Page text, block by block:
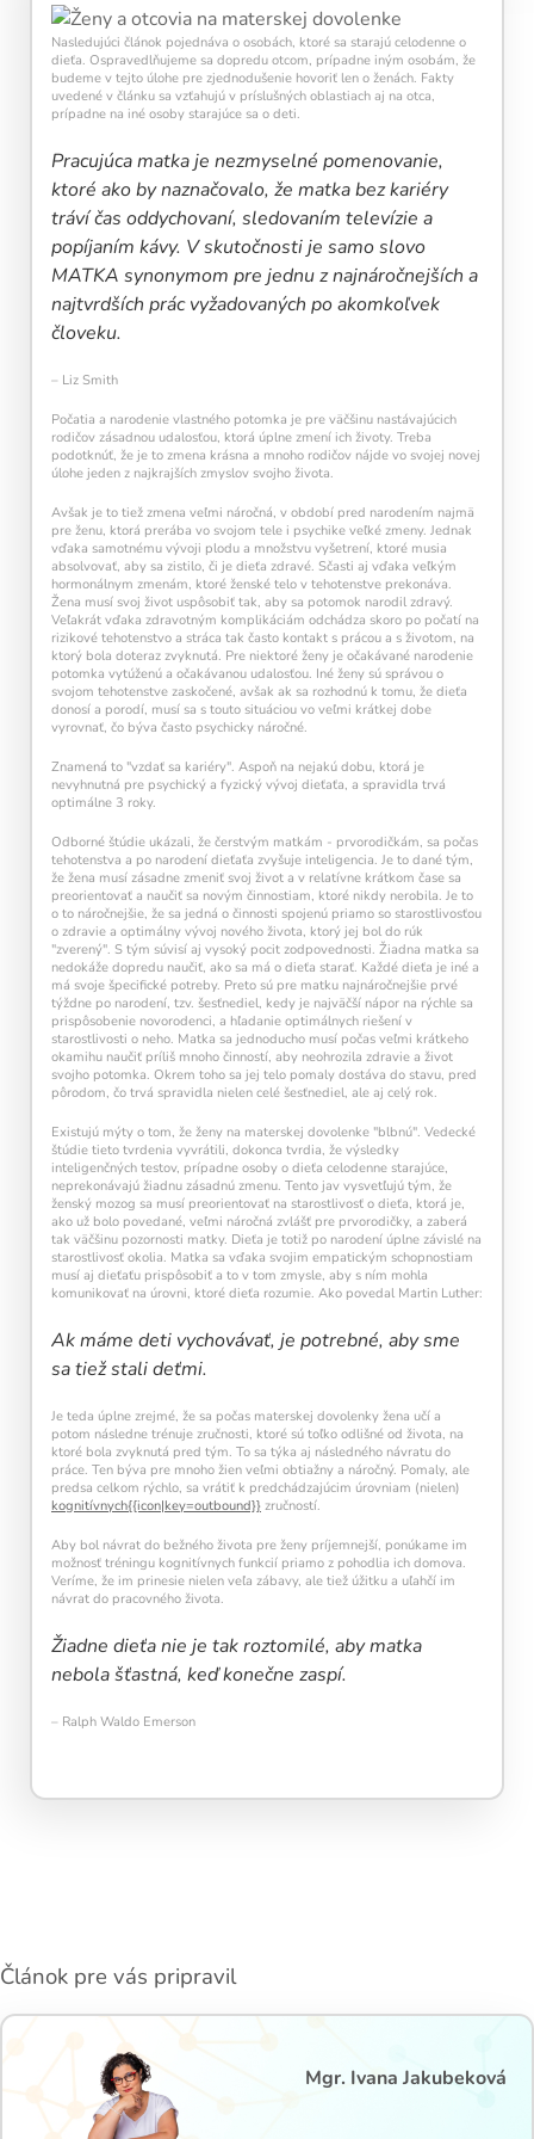
každý deň navyše pomáha vašej mysli zostať
aktívnou a v kondícii.
Kalendár sleduje vašu dennú tréningovú
aktivitu:
Modré políčko:
1 cvičenie = 20 % intenzity
5 cvičení = 100 % intenzity
1 2 3 4 5
Pravidelný krátky tréningpodporuje
neuroplasticitu mozgu, zlepšuje pozornosť,
pamäť aj mentálnu flexibilitu.
Nasledujúci článok pojednáva o osobách, ktoré sa starajú celodenne o
dieťa. Ospravedlňujeme sa dopredu otcom, prípadne iným osobám, že
budeme v tejto úlohe pre zjednodušenie hovoriť len o ženách. Fakty
uvedené v článku sa vzťahujú v príslušných oblastiach aj na otca,
prípadne na iné osoby starajúce sa o deti.
Pracujúca matka je nezmyselné pomenovanie,
ktoré ako by naznačovalo, že matka bez kariéry
tráví čas oddychovaní, sledovaním televízie a
popíjaním kávy. V skutočnosti je samo slovo
MATKA synonymom pre jednu z najnáročnejších a
najtvrdších prác vyžadovaných po akomkoľvek
človeku.
– Liz Smith
Počatia a narodenie vlastného potomka je pre väčšinu nastávajúcich
rodičov zásadnou udalosťou, ktorá úplne zmení ich životy. Treba
podotknúť, že je to zmena krásna a mnoho rodičov nájde vo svojej novej
úlohe jeden z najkrajších zmyslov svojho života.
Avšak je to tiež zmena veľmi náročná, v období pred narodením najmä
pre ženu, ktorá prerába vo svojom tele i psychike veľké zmeny. Jednak
vďaka samotnému vývoji plodu a množstvu vyšetrení, ktoré musia
absolvovať, aby sa zistilo, či je dieťa zdravé. Sčasti aj vďaka veľkým
hormonálnym zmenám, ktoré ženské telo v tehotenstve prekonáva.
Žena musí svoj život uspôsobiť tak, aby sa potomok narodil zdravý.
Veľakrát vďaka zdravotným komplikáciám odchádza skoro po počatí na
rizikové tehotenstvo a stráca tak často kontakt s prácou a s životom, na
ktorý bola doteraz zvyknutá. Pre niektoré ženy je očakávané narodenie
potomka vytúženú a očakávanou udalosťou. Iné ženy sú správou o
svojom tehotenstve zaskočené, avšak ak sa rozhodnú k tomu, že dieťa
donosí a porodí, musí sa s touto situáciou vo veľmi krátkej dobe
vyrovnať, čo býva často psychicky náročné.
Znamená to "vzdať sa kariéry". Aspoň na nejakú dobu, ktorá je
nevyhnutná pre psychický a fyzický vývoj dieťaťa, a spravidla trvá
optimálne 3 roky.
Odborné štúdie ukázali, že čerstvým matkám - prvorodičkám, sa počas
tehotenstva a po narodení dieťaťa zvyšuje inteligencia. Je to dané tým,
že žena musí zásadne zmeniť svoj život a v relatívne krátkom čase sa
preorientovať a naučiť sa novým činnostiam, ktoré nikdy nerobila. Je to
o to náročnejšie, že sa jedná o činnosti spojenú priamo so starostlivosťou
o zdravie a optimálny vývoj nového života, ktorý jej bol do rúk
"zverený". S tým súvisí aj vysoký pocit zodpovednosti. Žiadna matka sa
nedokáže dopredu naučiť, ako sa má o dieťa starať. Každé dieťa je iné a
má svoje špecifické potreby. Preto sú pre matku najnáročnejšie prvé
týždne po narodení, tzv. šesťnediel, kedy je najväčší nápor na rýchle sa
prispôsobenie novorodenci, a hľadanie optimálnych riešení v
starostlivosti o neho. Matka sa jednoducho musí počas veľmi krátkeho
okamihu naučiť príliš mnoho činností, aby neohrozila zdravie a život
svojho potomka. Okrem toho sa jej telo pomaly dostáva do stavu, pred
pôrodom, čo trvá spravidla nielen celé šesťnediel, ale aj celý rok.
Existujú mýty o tom, že ženy na materskej dovolenke "blbnú". Vedecké
štúdie tieto tvrdenia vyvrátili, dokonca tvrdia, že výsledky
inteligenčných testov, prípadne osoby o dieťa celodenne starajúce,
neprekonávajú žiadnu zásadnú zmenu. Tento jav vysvetľujú tým, že
ženský mozog sa musí preorientovať na starostlivosť o dieťa, ktorá je,
ako už bolo povedané, veľmi náročná zvlášť pre prvorodičky, a zaberá
tak väčšinu pozornosti matky. Dieťa je totiž po narodení úplne závislé na
starostlivosť okolia. Matka sa vďaka svojim empatickým schopnostiam
musí aj dieťaťu prispôsobiť a to v tom zmysle, aby s ním mohla
komunikovať na úrovni, ktoré dieťa rozumie. Ako povedal Martin Luther:
Ak máme deti vychovávať, je potrebné, aby sme
sa tiež stali deťmi.
Je teda úplne zrejmé, že sa počas materskej dovolenky žena učí a
potom následne trénuje zručnosti, ktoré sú toľko odlišné od života, na
ktoré bola zvyknutá pred tým. To sa týka aj následného návratu do
práce. Ten býva pre mnoho žien veľmi obtiažny a náročný. Pomaly, ale
predsa celkom rýchlo, sa vrátiť k predchádzajúcim úrovniam (nielen)
kognitívnych{{icon|key=outbound}} zručností.
Aby bol návrat do bežného života pre ženy príjemnejší, ponúkame im
možnosť tréningu kognitívnych funkcií priamo z pohodlia ich domova.
Veríme, že im prinesie nielen veľa zábavy, ale tiež úžitku a uľahčí im
návrat do pracovného života.
Žiadne dieťa nie je tak roztomilé, aby matka
nebola šťastná, keď konečne zaspí.
– Ralph Waldo Emerson
Článok pre vás pripravil
Mgr. Ivana Jakubeková